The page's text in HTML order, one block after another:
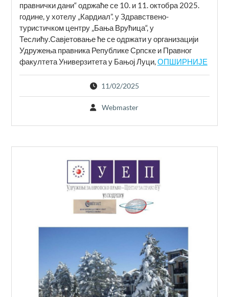
правнички дани“ одржаће се 10. и 11. октобра 2025.
године, у хотелу „Кардиал”. у Здравствено-
туристичком центру „Бања Врућица“, у
Теслићу.Савјетовање ће се одржати у организацији
Удружења правника Републике Српске и Правног
факултета Универзитета у Бањој Луци,ОПШИРНИЈЕ
11/02/2025
Webmaster